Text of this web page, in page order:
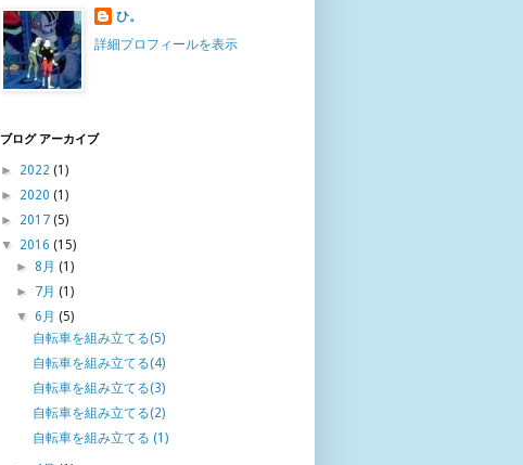
ひ。
詳細プロフィールを表示
ブログ アーカイブ
► 2022 (1)
► 2020 (1)
► 2017 (5)
▼ 2016 (15)
► 8月(1)
► 7月(1)
▼6月(5)
自転車を組み立てる(5)
自転車を組み立てる(4)
自転車を組み立てる(3)
自転車を組み立てる(2)
自転車を組み立てる (1)